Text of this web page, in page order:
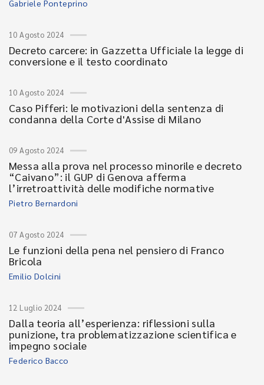
Gabriele Ponteprino
10 Agosto 2024
Decreto carcere: in Gazzetta Ufficiale la legge di
conversione e il testo coordinato
10 Agosto 2024
Caso Pifferi: le motivazioni della sentenza di
condanna della Corte d'Assise di Milano
09 Agosto 2024
Messa alla prova nel processo minorile e decreto
“Caivano”: il GUP di Genova afferma
l’irretroattività delle modifiche normative
Pietro Bernardoni
07 Agosto 2024
Le funzioni della pena nel pensiero di Franco
Bricola
Emilio Dolcini
12 Luglio 2024
Dalla teoria all’esperienza: riflessioni sulla
punizione, tra problematizzazione scientifica e
impegno sociale
Federico Bacco